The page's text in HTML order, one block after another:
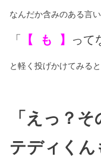
なんだか含みのある言
「 【 も 】 って
と軽く投げかけてみる
「えっ？
テディくん